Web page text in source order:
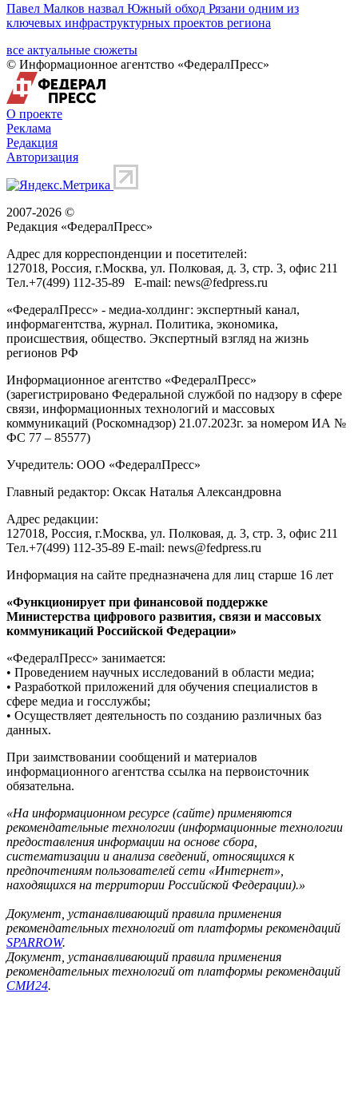
Павел Малков назвал Южный обход Рязани одним из
ключевых инфраструктурных проектов региона
все актуальные сюжеты
© Информационное агентство «ФедералПресс»
О проекте
Реклама
Редакция
Авторизация
2007-2026 ©
Редакция «ФедералПресс»
Адрес для корреспонденции и посетителей:
127018, Россия, г.Москва, ул. Полковая, д. 3, стр. 3, офис 211
Тел.+7(499) 112-35-89 E-mail: news@fedpress.ru
«ФедералПресс» - медиа-холдинг: экспертный канал,
информагентства, журнал. Политика, экономика,
происшествия, общество. Экспертный взгляд на жизнь
регионов РФ
Информационное агентство «ФедералПресс»
(зарегистрировано Федеральной службой по надзору в сфере
связи, информационных технологий и массовых
коммуникаций (Роскомнадзор) 21.07.2023г. за номером ИА №
ФС 77 – 85577)
Учредитель: ООО «ФедералПресс»
Главный редактор: Оксак Наталья Александровна
Адрес редакции:
127018, Россия, г.Москва, ул. Полковая, д. 3, стр. 3, офис 211
Тел.+7(499) 112-35-89 E-mail: news@fedpress.ru
Информация на сайте предназначена для лиц старше 16 лет
«Функционирует при финансовой поддержке
Министерства цифрового развития, связи и массовых
коммуникаций Российской Федерации»
«ФедералПресс» занимается:
• Проведением научных исследований в области медиа;
• Разработкой приложений для обучения специалистов в
сфере медиа и госслужбы;
• Осуществляет деятельность по созданию различных баз
данных.
При заимствовании сообщений и материалов
информационного агентства ссылка на первоисточник
обязательна.
«На информационном ресурсе (сайте) применяются
рекомендательные технологии (информационные технологии
предоставления информации на основе сбора,
систематизации и анализа сведений, относящихся к
предпочтениям пользователей сети «Интернет»,
находящихся на территории Российской Федерации).»
Документ, устанавливающий правила применения
рекомендательных технологий от платформы рекомендаций
SPARROW.
Документ, устанавливающий правила применения
рекомендательных технологий от платформы рекомендаций
СМИ24.